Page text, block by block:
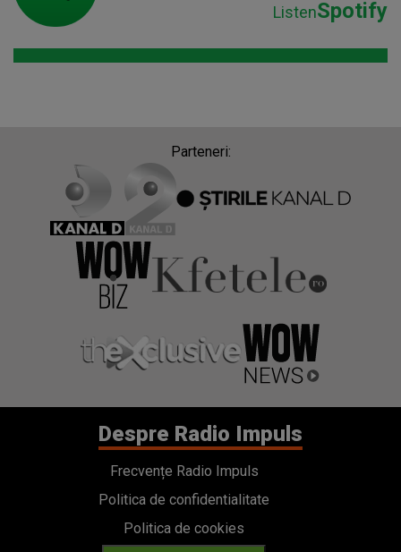
ListenSpotify
Parteneri:
Despre Radio Impuls
Frecvențe Radio Impuls
Politica de confidentialitate
Politica de cookies